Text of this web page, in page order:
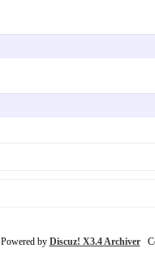
Powered by Discuz! X3.4 Archiver